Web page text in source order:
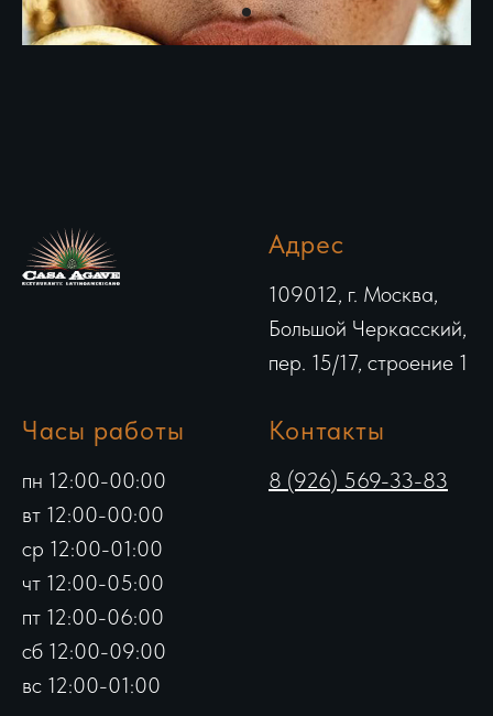
Адрес
109012, г. Москва,
Большой Черкасский,
пер. 15/17, строение 1
Часы работы
пн 12:00-00:00
вт 12:00-00:00
ср 12:00-01:00
чт 12:00-05:00
пт 12:00-06:00
сб 12:00-09:00
вс 12:00-01:00
Контакты
8 (926) 569-33-83